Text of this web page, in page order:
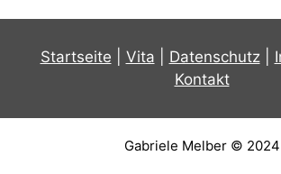
Startseite Vita Datenschutz|
Kontakt
Gabriele Melber © 2024